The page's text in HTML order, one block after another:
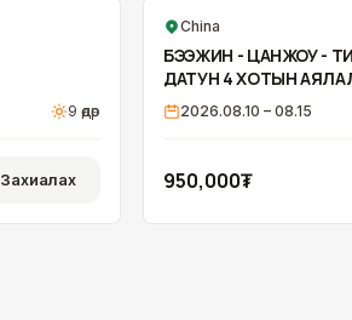
9 өдөр
Захиалах
China
БЭЭЖИН - ЦАНЖОУ -
ДАТУН 4 ХОТЫН
2026.08.10 – 08.15
950,000₮